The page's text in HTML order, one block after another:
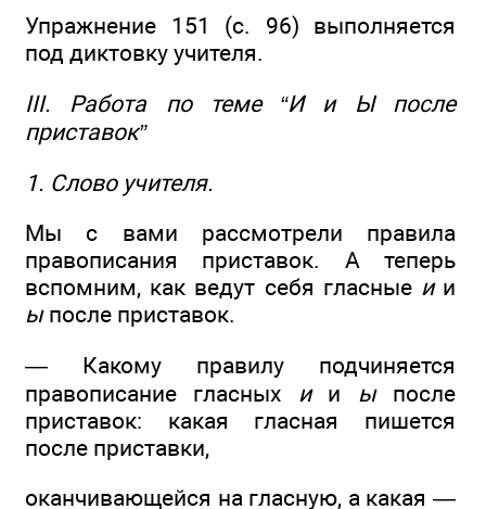
Упражнение 151 (с. 96) выполняется
под диктовку учителя.
III. Работа по теме “И и Ы после
приставок”
1. Слово учителя.
Мы с вами рассмотрели правила
правописания приставок. А теперь
вспомним, как ведут себя гласные ии
ыпосле приставок.
— Какому правилу подчиняется
правописание гласных ии ыпосле
приставок: какая гласная пишется
после приставки,
оканчивающейся на гласную, а какая —